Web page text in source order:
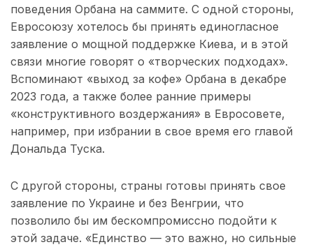
поведения Орбана на саммите. С одной стороны,
Евросоюзу хотелось бы принять единогласное
заявление о мощной поддержке Киева, и в этой
связи многие говорят о «творческих подходах».
Вспоминают «выход за кофе» Орбана в декабре
2023 года, а также более ранние примеры
«конструктивного воздержания» в Евросовете,
например, при избрании в свое время его главой
Дональда Туска.
С другой стороны, страны готовы принять свое
заявление по Украине и без Венгрии, что
позволило бы им бескомпромиссно подойти к
этой задаче. «Единство — это важно, но сильные